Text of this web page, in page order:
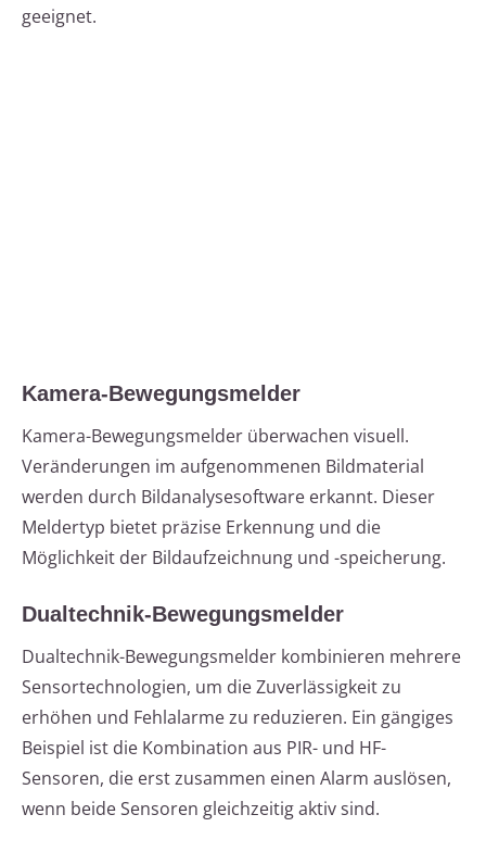
geeignet.
Kamera-Bewegungsmelder
Kamera-Bewegungsmelder überwachen visuell.
Veränderungen im aufgenommenen Bildmaterial
werden durch Bildanalysesoftware erkannt. Dieser
Meldertyp bietet präzise Erkennung und die
Möglichkeit der Bildaufzeichnung und -speicherung.
Dualtechnik-Bewegungsmelder
Dualtechnik-Bewegungsmelder kombinieren mehrere
Sensortechnologien, um die Zuverlässigkeit zu
erhöhen und Fehlalarme zu reduzieren. Ein gängiges
Beispiel ist die Kombination aus PIR- und HF-
Sensoren, die erst zusammen einen Alarm auslösen,
wenn beide Sensoren gleichzeitig aktiv sind.